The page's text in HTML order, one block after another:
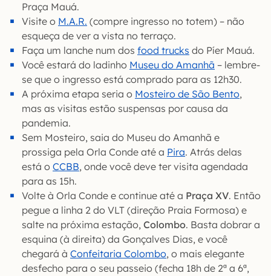
Praça Mauá.
Visite o M.A.R. (compre ingresso no totem) – não
esqueça de ver a vista no terraço.
Faça um lanche num dos food trucks do Píer Mauá.
Você estará do ladinho Museu do Amanhã – lembre-
se que o ingresso está comprado para as 12h30.
A próxima etapa seria o Mosteiro de São Bento,
mas as visitas estão suspensas por causa da
pandemia.
Sem Mosteiro, saia do Museu do Amanhã e
prossiga pela Orla Conde até a Pira. Atrás delas
está o CCBB, onde você deve ter visita agendada
para as 15h.
Volte à Orla Conde e continue até a Praça XV. Então
pegue a linha 2 do VLT (direção Praia Formosa) e
salte na próxima estação, Colombo. Basta dobrar a
esquina (à direita) da Gonçalves Dias, e você
chegará à Confeitaria Colombo, o mais elegante
desfecho para o seu passeio (fecha 18h de 2ª a 6ª,